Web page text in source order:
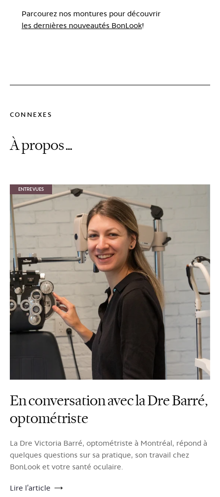
Parcourez nos montures pour découvrir
les dernières nouveautés BonLook!
CONNEXES
À propos…
ENTREVUES
En conversation avec la Dre Barré,
optométriste
La Dre Victoria Barré, optométriste à Montréal, répond à
quelques questions sur sa pratique, son travail chez
BonLook et votre santé oculaire.
Lire l’article